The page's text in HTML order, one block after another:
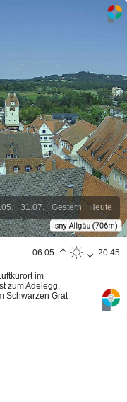
Heute
Gestern
31.07.
06:05 20:45
im
zum Adelegg,
Schwarzen Grat